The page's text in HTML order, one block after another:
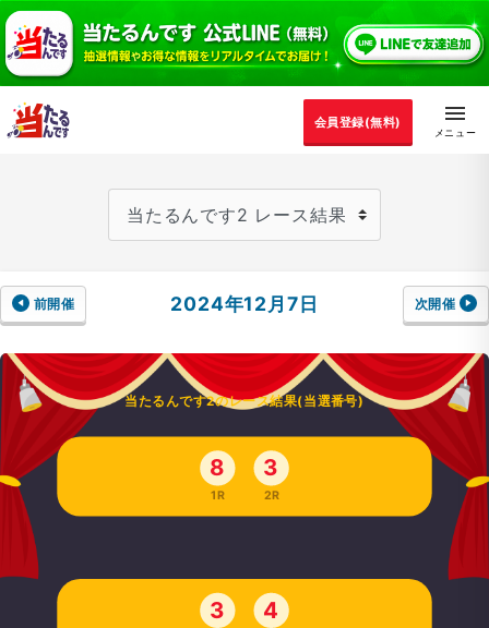
会員登録(無料)
前開催 2024年12月7日 次開催
当たるんです2のレース結果(当選番号)
8
1R
3
2R
3 4